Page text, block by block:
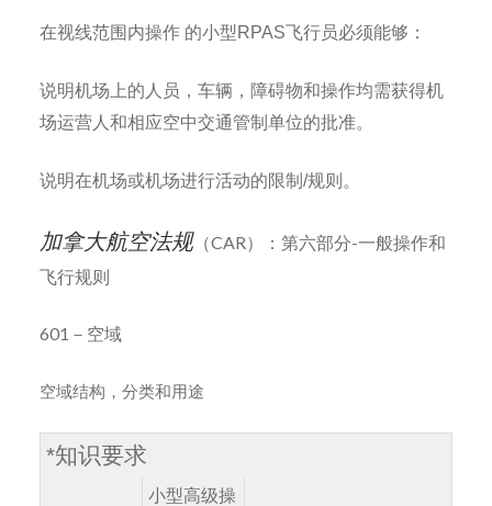
在视线范围内操作 的小型RPAS飞行员必须能够：
说明机场上的人员，车辆，障碍物和操作均需获得机
场运营人和相应空中交通管制单位的批准。
说明在机场或机场进行活动的限制 /规则。
加拿大航空法规（CAR）：第六部分-一般操作和
飞行规则
601－空域
空域结构，分类和用途
*知识要求
小型高级操